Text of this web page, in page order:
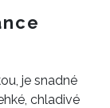
je snadné
chladivé